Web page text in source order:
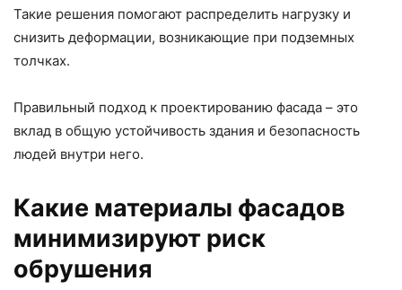
Такие решения помогают распределить нагрузку и
снизить деформации, возникающие при подземных
толчках.
Правильный подход к проектированию фасада – это
вклад в общую устойчивость здания и безопасность
людей внутри него.
Какие материалы фасадов
минимизируют риск
обрушения